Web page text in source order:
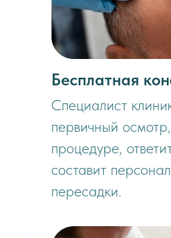
Бесплатная
Специалист
первичный
процедуре,
составит
пересадки.